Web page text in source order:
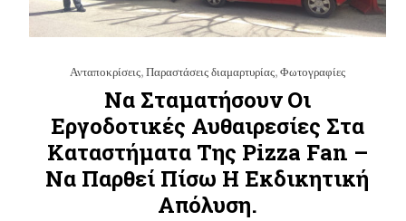
Ανταποκρίσεις,Παραστάσεις διαμαρτυρίας,Φωτογραφίες
Να Σταματήσουν Οι
Εργοδοτικές Αυθαιρεσίες Στα
Καταστήματα Της Pizza Fan –
Να Παρθεί Πίσω Η Εκδικητική
Απόλυση.